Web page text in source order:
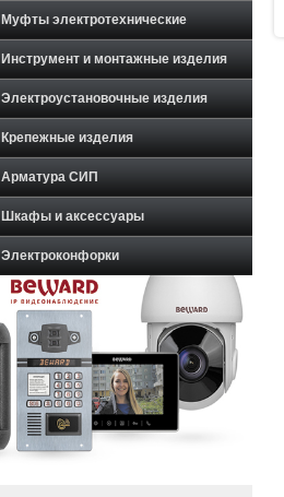
Муфты электротехнические
Инструмент и монтажные изделия
Электроустановочные изделия
Крепежные изделия
Арматура СИП
Шкафы и аксессуары
Электроконфорки